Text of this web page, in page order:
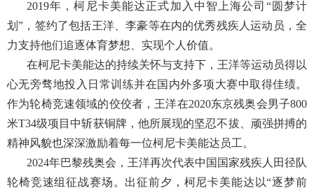
2019年，柯尼卡美能达正式加入 中智上海公司 “圆梦计
划”，签约了包括王洋、李豪等在内的优秀残疾人运动员，全
力支持他们追逐体育梦想、实现个人价值。
在柯尼卡美能达的持续关怀与支持下，王洋等运动员得以
心无旁骛地投入日常训练并在国内外多项大赛中取得佳绩。
作为轮椅竞速领域的佼佼者，王洋在2020东京残奥会男子800
米T34级项目中斩获铜牌，他所展现的坚忍不拔、顽强拼搏的
精神风貌也深深激励着每一位柯尼卡美能达员工。
2024年巴黎残奥会，王洋再次代表中国国家残疾人田径队
轮椅竞速组征战赛场。出征前夕，柯尼卡美能达以“逐梦前